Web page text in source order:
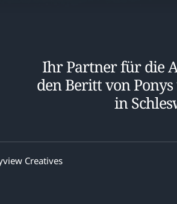
Ihr Partner für die
den Beritt von
in
Creatives